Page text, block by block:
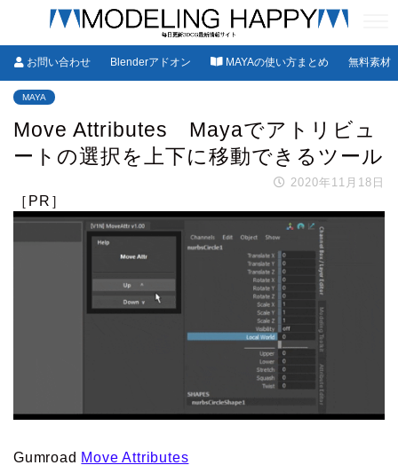
お問い合わせ Blenderアドオン MAYAの使い方まとめ 無料素材
MAYA
Move Attributes Mayaでアトリビュ
ートの選択を上下に移動できるツール
2020年11月18日
［PR］
Gumroad Move Attributes